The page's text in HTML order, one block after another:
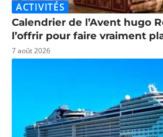
ACTIVITÉS
Calendrier de l’Avent hugo
l’offrir pour faire vraiment
7 août 2026